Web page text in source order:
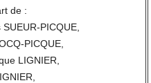
de :
PICQUE,
PICQUE,
LIGNIER,